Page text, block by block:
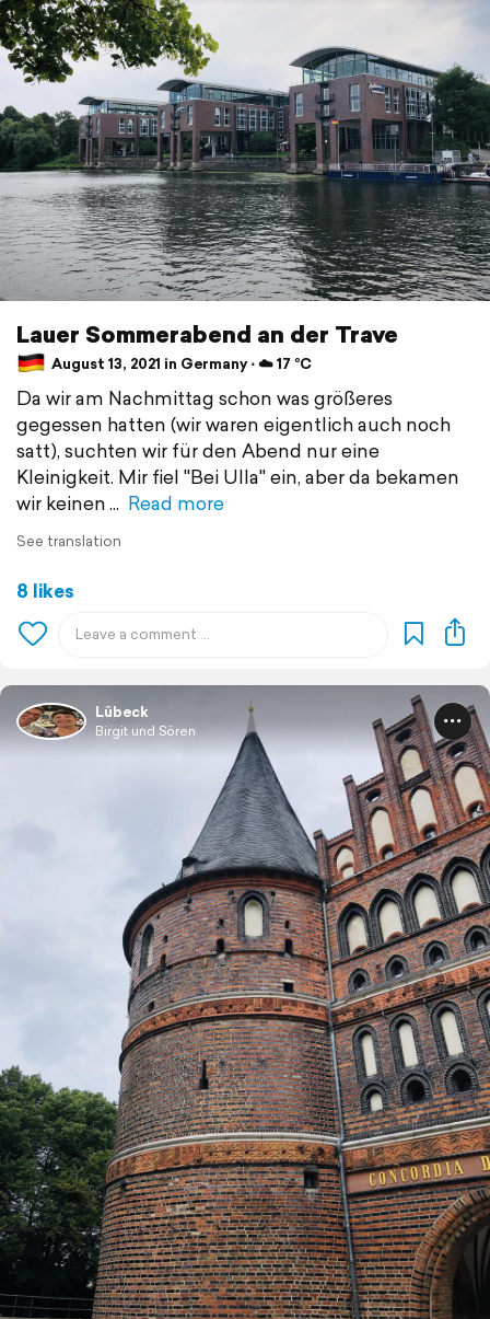
Lauer Sommerabend an der Trave
August 13, 2021 in Germany ⋅ ☁️ 17 °C
Da wir am Nachmittag schon was größeres
gegessen hatten (wir waren eigentlich auch noch
satt), suchten wir für den Abend nur eine
Kleinigkeit. Mir fiel "Bei Ulla" ein, aber da bekamen
wir keinen
Read more
See translation
8 likes
Lübeck
Birgit und Sören